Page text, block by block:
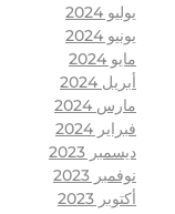
يوليو 2024
يونيو 2024
مايو 2024
أبريل 2024
مارس 2024
فبراير 2024
ديسمبر 2023
نوفمبر 2023
أكتوبر 2023